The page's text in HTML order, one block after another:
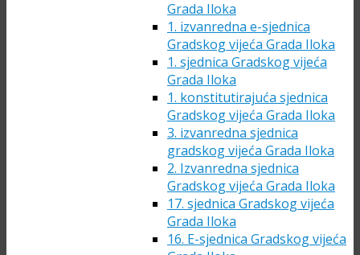
Grada Iloka
1. izvanredna e-sjednica
Gradskog vijeća Grada Iloka
1. sjednica Gradskog vijeća
Grada Iloka
1. konstitutirajuća sjednica
Gradskog vijeća Grada Iloka
3. izvanredna sjednica
gradskog vijeća Grada Iloka
2. Izvanredna sjednica
Gradskog vijeća Grada Iloka
17. sjednica Gradskog vijeća
Grada Iloka
16. E-sjednica Gradskog vijeća